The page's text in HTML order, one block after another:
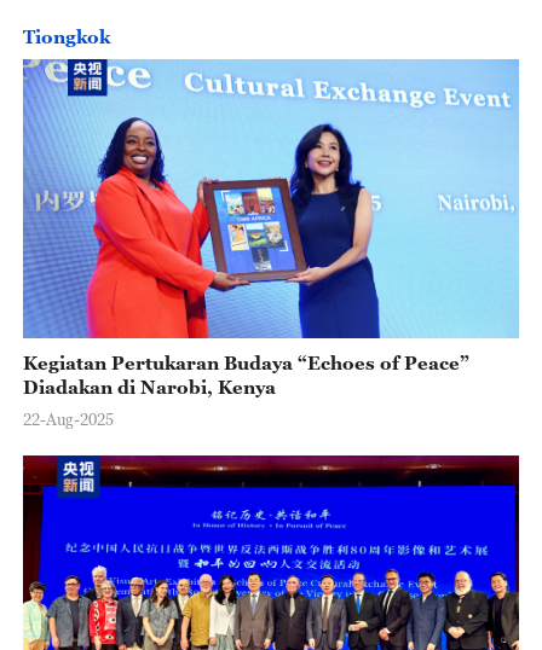
Tiongkok
Kegiatan Pertukaran Budaya “Echoes of Peace”
Diadakan di Narobi, Kenya
22-Aug-2025